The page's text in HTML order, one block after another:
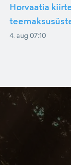
Horvaatia
4. aug 07:10